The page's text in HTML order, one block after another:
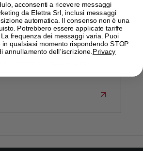
Domande
frequenti
domande frequenti per trovare
su prodotti, servizi e procedure. Ti
supporto che stavi cercando.
acconsenti a ricevere messaggi
da Elettra Srl, inclusi messaggi
automatica. Il consenso non è una
Potrebbero essere applicate tariffe
frequenza dei messaggi varia. Puoi
qualsiasi momento rispondendo STOP
annullamento dell'iscrizione. Privacy